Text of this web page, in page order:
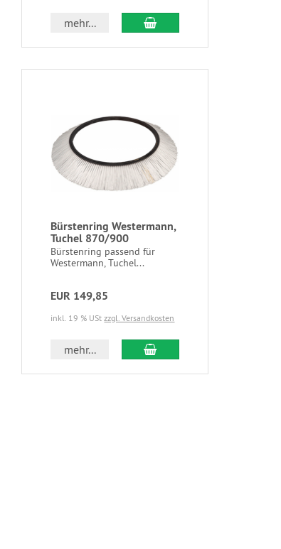
mehr...
Bürstenring Westermann,
Tuchel 870/900
Bürstenring passend für
Westermann, Tuchel...
EUR 149,85
inkl. 19 % UStzzgl. Versandkosten
mehr...